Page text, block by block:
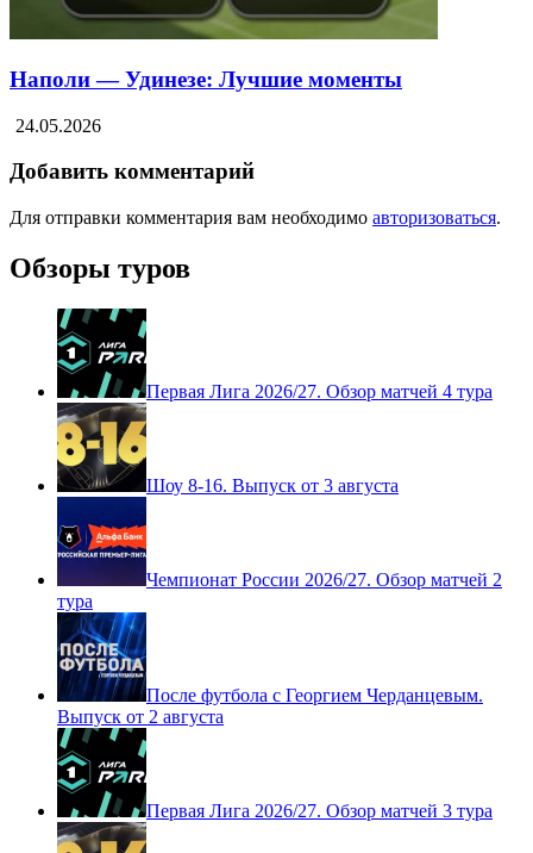
Наполи — Удинезе: Лучшие моменты
24.05.2026
Добавить комментарий
Для отправки комментария вам необходимо авторизоваться.
Обзоры туров
Первая Лига 2026/27. Обзор матчей 4 тура
Шоу 8-16. Выпуск от 3 августа
Чемпионат России 2026/27. Обзор матчей 2
тура
После футбола с Георгием Черданцевым.
Выпуск от 2 августа
Первая Лига 2026/27. Обзор матчей 3 тура